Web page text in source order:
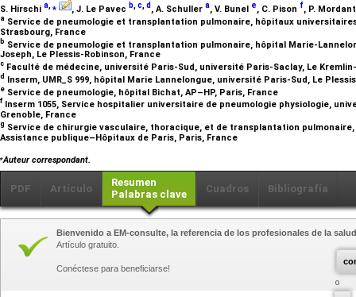
S. Hirschi a,⁎ , J. Le Pavec b,c,d , A. Schuller a, V. Bunel e, C. Pison f, P.
a Service de pneumologie et transplantation pulmonaire, hôpitaux
Strasbourg, France
b Service de pneumologie et transplantation pulmonaire, hôpital Marie-
Joseph, Le Plessis-Robinson, France
c Faculté de médecine, université Paris-Sud, université Paris-Saclay, Le
d Inserm, UMR_S 999, hôpital Marie Lannelongue, université Paris-Sud, Le
e Service de pneumologie, hôpital Bichat, AP–HP, Paris, France
f Inserm 1055, Service hospitalier universitaire de pneumologie physiologie,
Grenoble, France
g Service de chirurgie vasculaire, thoracique, et de transplantation
Assistance publique–Hôpitaux de Paris, Paris, France
⁎Auteur correspondant.
PDF Artículo
Resumen
Palabras clave
Cuadros Bibliografía
Bienvenido a EM-consulte, la referencia de los profesionales de la
Artículo gratuito.
Conéctese para beneficiarse!